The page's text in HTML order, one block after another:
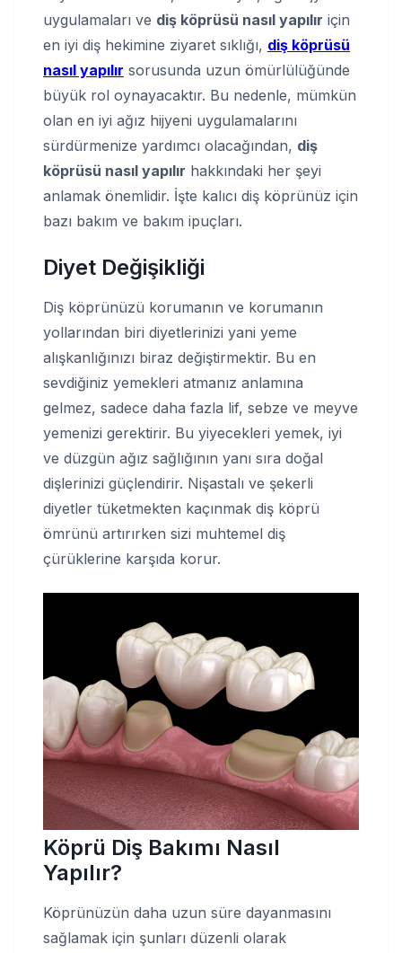
uygulamaları ve diş köprüsü nasıl yapılır için
en iyi diş hekimine ziyaret sıklığı, diş köprüsü
nasıl yapılır sorusunda uzun ömürlülüğünde
büyük rol oynayacaktır. Bu nedenle, mümkün
olan en iyi ağız hijyeni uygulamalarını
sürdürmenize yardımcı olacağından, diş
köprüsü nasıl yapılır hakkındaki her şeyi
anlamak önemlidir. İşte kalıcı diş köprünüz için
bazı bakım ve bakım ipuçları.
Diyet Değişikliği
Diş köprünüzü korumanın ve korumanın
yollarından biri diyetlerinizi yani yeme
alışkanlığınızı biraz değiştirmektir. Bu en
sevdiğiniz yemekleri atmanız anlamına
gelmez, sadece daha fazla lif, sebze ve meyve
yemenizi gerektirir. Bu yiyecekleri yemek, iyi
ve düzgün ağız sağlığının yanı sıra doğal
dişlerinizi güçlendirir. Nişastalı ve şekerli
diyetler tüketmekten kaçınmak diş köprü
ömrünü artırırken sizi muhtemel diş
çürüklerine karşıda korur.
Köprü Diş Bakımı Nasıl
Yapılır?
Köprünüzün daha uzun süre dayanmasını
sağlamak için şunları düzenli olarak